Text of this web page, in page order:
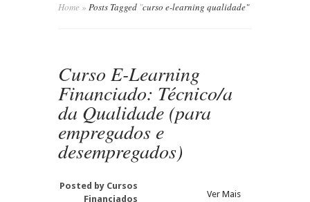
Home » Posts Tagged "curso e-learning qualidade"
Curso E-Learning
Financiado: Técnico/a
da Qualidade (para
empregados e
desempregados)
Posted by Cursos
Financiados
Ver Mais